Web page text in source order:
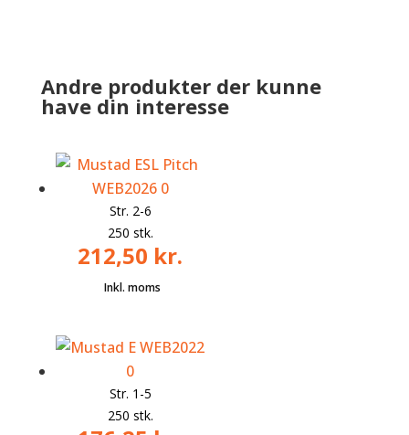
Andre produkter der kunne
have din interesse
Str. 2-6
250 stk.
212,50 kr.
Str. 1-5
250 stk.